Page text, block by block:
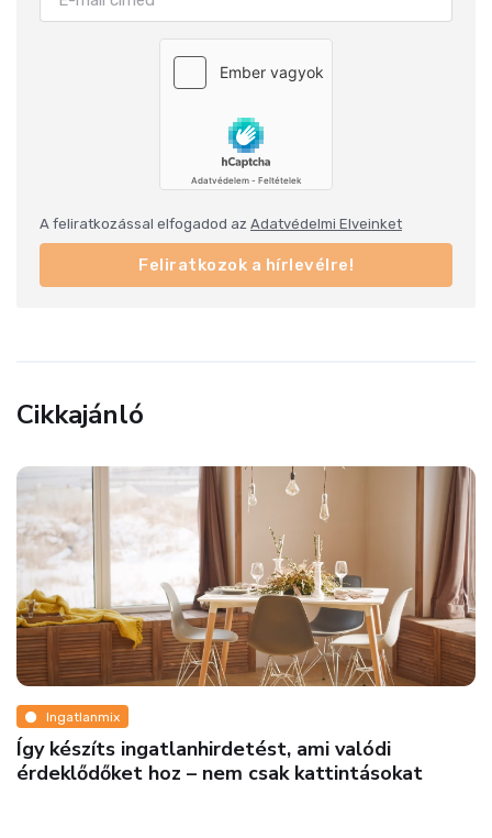
A feliratkozással elfogadod az Adatvédelmi Elveinket
Feliratkozok a hírlevélre!
Cikkajánló
Ingatlanmix
Így készíts ingatlanhirdetést, ami valódi
érdeklődőket hoz – nem csak kattintásokat